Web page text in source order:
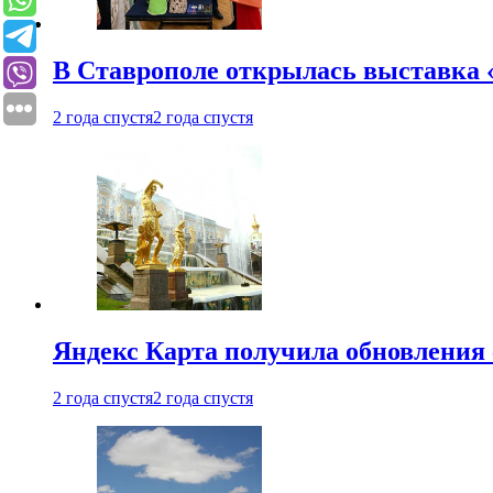
В Ставрополе открылась
2 года спустя2 года спустя
Яндекс Карта получила
2 года спустя2 года спустя